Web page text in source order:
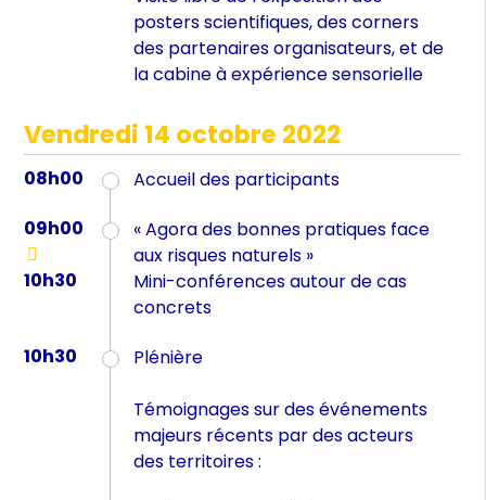
posters scientifiques, des corners
des partenaires organisateurs, et de
la cabine à expérience sensorielle
Vendredi 14 octobre 2022
08h00
Accueil des participants
09h00
10h30
« Agora des bonnes pratiques face
aux risques naturels »
Mini-conférences autour de cas
concrets
10h30
Plénière
Témoignages sur des événements
majeurs récents par des acteurs
des territoires :